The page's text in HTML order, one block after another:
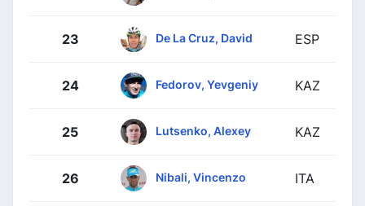
23 De La Cruz, David ESP
24 Fedorov, Yevgeniy KAZ
25 Lutsenko, Alexey KAZ
26 Nibali, Vincenzo ITA